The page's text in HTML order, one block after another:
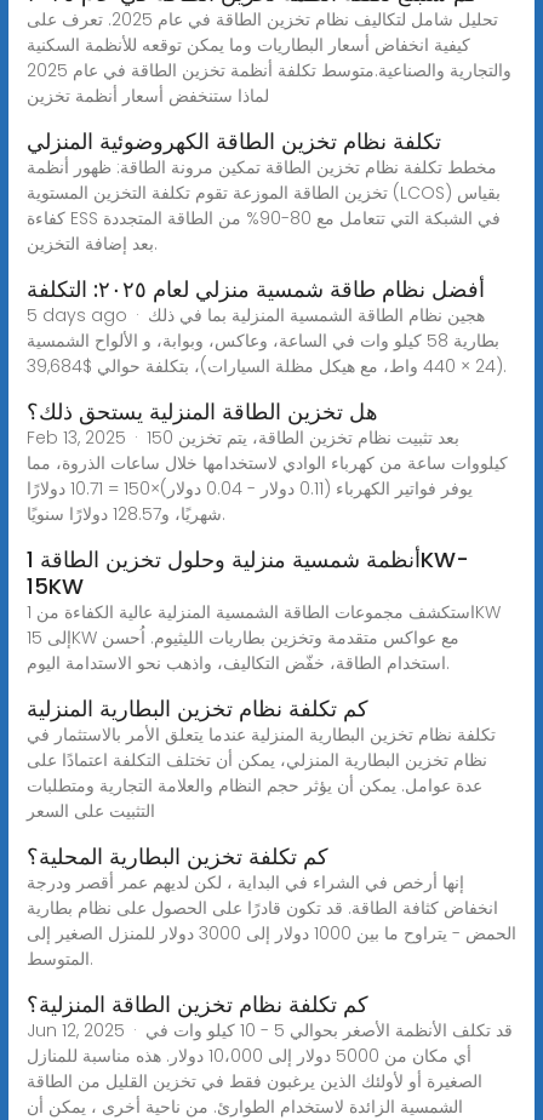
تحليل شامل لتكاليف نظام تخزين الطاقة في عام 2025. تعرف على
كيفية انخفاض أسعار البطاريات وما يمكن توقعه للأنظمة السكنية
والتجارية والصناعية.متوسط تكلفة أنظمة تخزين الطاقة في عام 2025
لماذا ستنخفض أسعار أنظمة تخزين
تكلفة نظام تخزين الطاقة الكهروضوئية المنزلي
مخطط تكلفة نظام تخزين الطاقة تمكين مرونة الطاقة: ظهور أنظمة
تخزين الطاقة الموزعة تقوم تكلفة التخزين المستوية (LCOS) بقياس
كفاءة ESS في الشبكة التي تتعامل مع 80-90% من الطاقة المتجددة
بعد إضافة التخزين.
أفضل نظام طاقة شمسية منزلي لعام ٢٠٢٥: التكلفة
5 days ago · هجين نظام الطاقة الشمسية المنزلية بما في ذلك
بطارية 58 كيلو وات في الساعة، وعاكس، وبوابة، و الألواح الشمسية
(24 × 440 واط، مع هيكل مظلة السيارات)، بتكلفة حوالي $39,684.
هل تخزين الطاقة المنزلية يستحق ذلك؟
Feb 13, 2025 · بعد تثبيت نظام تخزين الطاقة، يتم تخزين 150
كيلووات ساعة من كهرباء الوادي لاستخدامها خلال ساعات الذروة، مما
يوفر فواتير الكهرباء (0.11 دولار - 0.04 دولار)×150 = 10.71 دولارًا
شهريًا، و128.57 دولارًا سنويًا.
أنظمة شمسية منزلية وحلول تخزين الطاقة 1KW-
15KW
استكشف مجموعات الطاقة الشمسية المنزلية عالية الكفاءة من 1KW
إلى 15KW مع عواكس متقدمة وتخزين بطاريات الليثيوم. اُحسن
استخدام الطاقة، خفّض التكاليف، واذهب نحو الاستدامة اليوم.
كم تكلفة نظام تخزين البطارية المنزلية
تكلفة نظام تخزين البطارية المنزلية عندما يتعلق الأمر بالاستثمار في
نظام تخزين البطارية المنزلي، يمكن أن تختلف التكلفة اعتمادًا على
عدة عوامل. يمكن أن يؤثر حجم النظام والعلامة التجارية ومتطلبات
التثبيت على السعر
كم تكلفة تخزين البطارية المحلية؟
إنها أرخص في الشراء في البداية ، لكن لديهم عمر أقصر ودرجة
انخفاض كثافة الطاقة. قد تكون قادرًا على الحصول على نظام بطارية
الحمض - يتراوح ما بين 1000 دولار إلى 3000 دولار للمنزل الصغير إلى
المتوسط.
كم تكلفة نظام تخزين الطاقة المنزلية؟
Jun 12, 2025 · قد تكلف الأنظمة الأصغر بحوالي 5 - 10 كيلو وات في
أي مكان من 5000 دولار إلى 10،000 دولار. هذه مناسبة للمنازل
الصغيرة أو لأولئك الذين يرغبون فقط في تخزين القليل من الطاقة
الشمسية الزائدة لاستخدام الطوارئ. من ناحية أخرى ، يمكن أن